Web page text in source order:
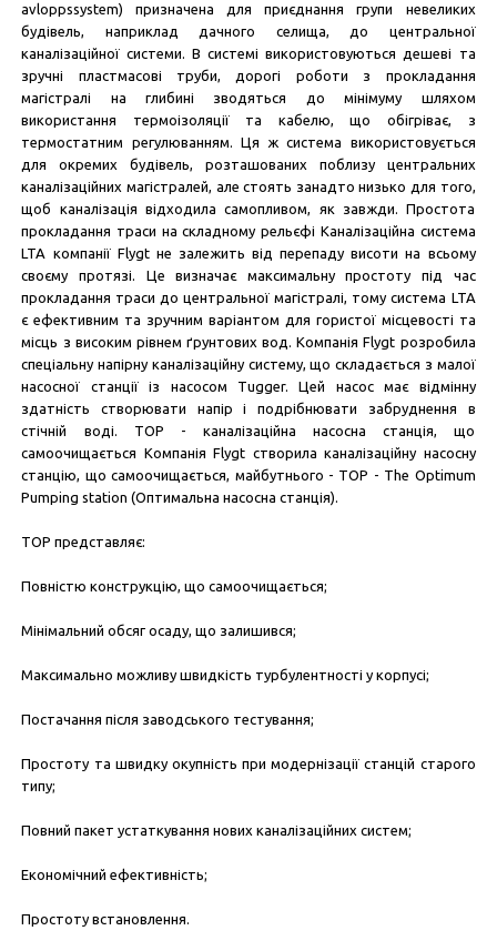
avloppssystem) призначена для приєднання групи невеликих
будівель, наприклад дачного селища, до центральної
каналізаційної системи. В системі використовуються дешеві та
зручні пластмасові труби, дорогі роботи з прокладання
магістралі на глибині зводяться до мінімуму шляхом
використання термоізоляції та кабелю, що обігріває, з
термостатним регулюванням. Ця ж система використовується
для окремих будівель, розташованих поблизу центральних
каналізаційних магістралей, але стоять занадто низько для того,
щоб каналізація відходила самопливом, як завжди. Простота
прокладання траси на складному рельєфі Каналізаційна система
LTA компанії Flygt не залежить від перепаду висоти на всьому
своєму протязі. Це визначає максимальну простоту під час
прокладання траси до центральної магістралі, тому система LTA
є ефективним та зручним варіантом для гористої місцевості та
місць з високим рівнем ґрунтових вод. Компанія Flygt розробила
спеціальну напірну каналізаційну систему, що складається з малої
насосної станції із насосом Tugger. Цей насос має відмінну
здатність створювати напір і подрібнювати забруднення в
стічній воді. TOP - каналізаційна насосна станція, що
самоочищається Компанія Flygt створила каналізаційну насосну
станцію, що самоочищається, майбутнього - ТОР - The Optimum
Pumping station (Оптимальна насосна станція).
ТОР представляє:
Повністю конструкцію, що самоочищається;
Мінімальний обсяг осаду, що залишився;
Максимально можливу швидкість турбулентності у корпусі;
Постачання після заводського тестування;
Простоту та швидку окупність при модернізації станцій старого
типу;
Повний пакет устаткування нових каналізаційних систем;
Економічний ефективність;
Простоту встановлення.